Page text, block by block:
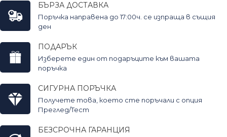
БЪРЗА ДОСТАВКА
Поръчка направена до 17:00ч. се изпраща в същия
ден
ПОДАРЪК
Изберете един от подаръците към вашата
поръчка
СИГУРНА ПОРЪЧКА
Получете това, което сте поръчали с опция
Преглед/Тест
БЕЗСРОЧНА ГАРАНЦИЯ